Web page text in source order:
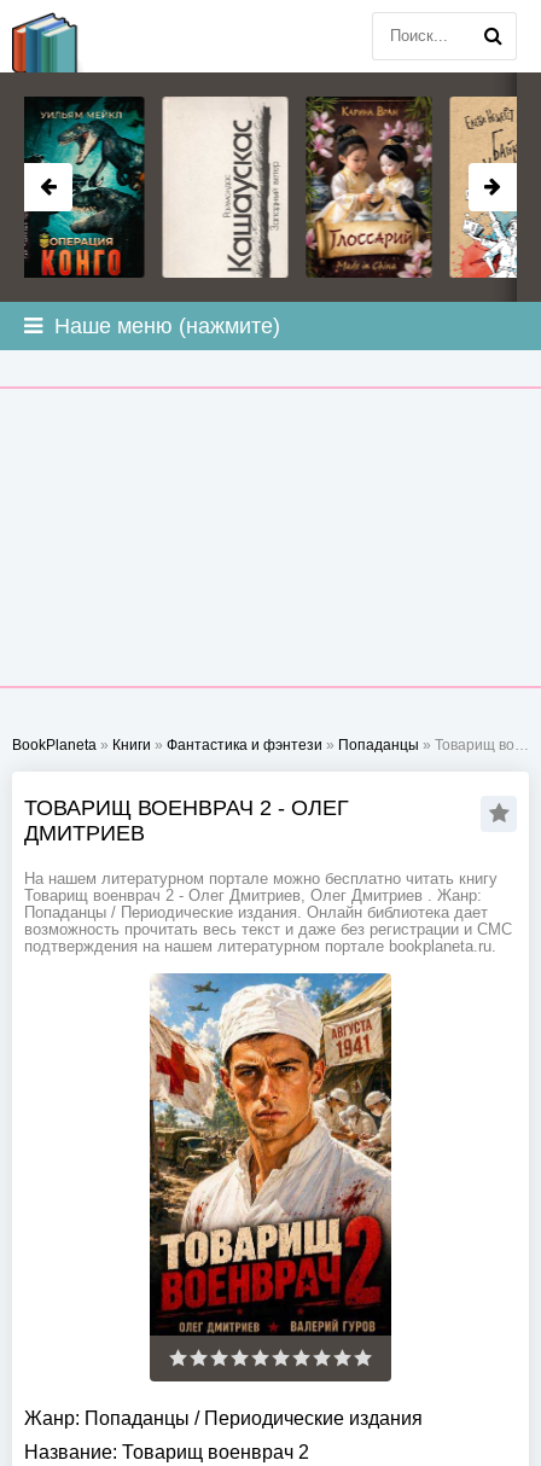
Наше меню (нажмите)
BookPlaneta » Книги » Фантастика и фэнтези » Попаданцы » Товарищ военврач 2 - Олег Дмитриев
ТОВАРИЩ ВОЕНВРАЧ 2 - ОЛЕГ
ДМИТРИЕВ
На нашем литературном портале можно бесплатно читать книгу
Товарищ военврач 2 - Олег Дмитриев, Олег Дмитриев . Жанр:
Попаданцы / Периодические издания. Онлайн библиотека дает
возможность прочитать весь текст и даже без регистрации и СМС
подтверждения на нашем литературном портале bookplaneta.ru.
Жанр: Попаданцы / Периодические издания
Название: Товарищ военврач 2
BOOKPLANETA.COM